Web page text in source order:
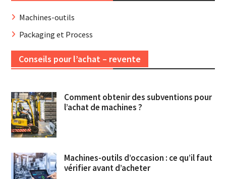
Machines-outils
Packaging et Process
Conseils pour l’achat – revente
Comment obtenir des subventions pour
l’achat de machines ?
Machines-outils d’occasion : ce qu’il faut
vérifier avant d’acheter